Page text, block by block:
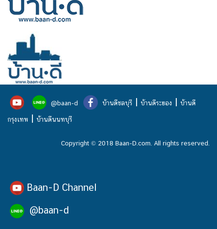
@baan-d บ้านดีชลบุรี | บ้านดีระยอง | บ้านดี
กรุงเทพ | บ้านดีนนทบุรี
Copyright © 2018 Baan-D.com. All rights reserved.
Baan-D Channel
@baan-d